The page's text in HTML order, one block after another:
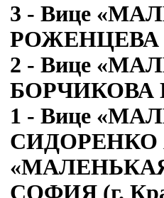
3 - Вице
РОЖЕНЦЕВА
2 - Вице
БОРЧИКОВА
1 - Вице
СИДОРЕНКО
СОФИЯ (г.